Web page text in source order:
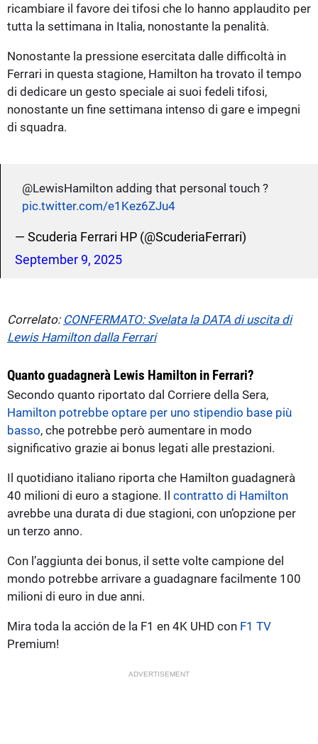
ricambiare il favore dei tifosi che lo hanno applaudito per
tutta la settimana in Italia, nonostante la penalità.
Nonostante la pressione esercitata dalle difficoltà in
Ferrari in questa stagione, Hamilton ha trovato il tempo
di dedicare un gesto speciale ai suoi fedeli tifosi,
nonostante un fine settimana intenso di gare e impegni
di squadra.
@LewisHamilton adding that personal touch ?
pic.twitter.com/e1Kez6ZJu4
— Scuderia Ferrari HP (@ScuderiaFerrari)
September 9, 2025
Correlato: CONFERMATO: Svelata la DATA di uscita di
Lewis Hamilton dalla Ferrari
Quanto guadagnerà Lewis Hamilton in Ferrari?
Secondo quanto riportato dal Corriere della Sera,
Hamilton potrebbe optare per uno stipendio base più
basso, che potrebbe però aumentare in modo
significativo grazie ai bonus legati alle prestazioni.
Il quotidiano italiano riporta che Hamilton guadagnerà
40 milioni di euro a stagione. Il contratto di Hamilton
avrebbe una durata di due stagioni, con un’opzione per
un terzo anno.
Con l’aggiunta dei bonus, il sette volte campione del
mondo potrebbe arrivare a guadagnare facilmente 100
milioni di euro in due anni.
Mira toda la acción de la F1 en 4K UHD con F1 TV
Premium!
ADVERTISEMENT